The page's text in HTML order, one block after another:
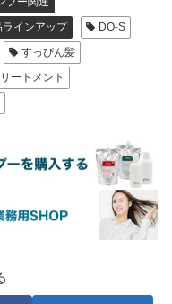
ラインアップ
DO-S
すっぴん髪
リートメント